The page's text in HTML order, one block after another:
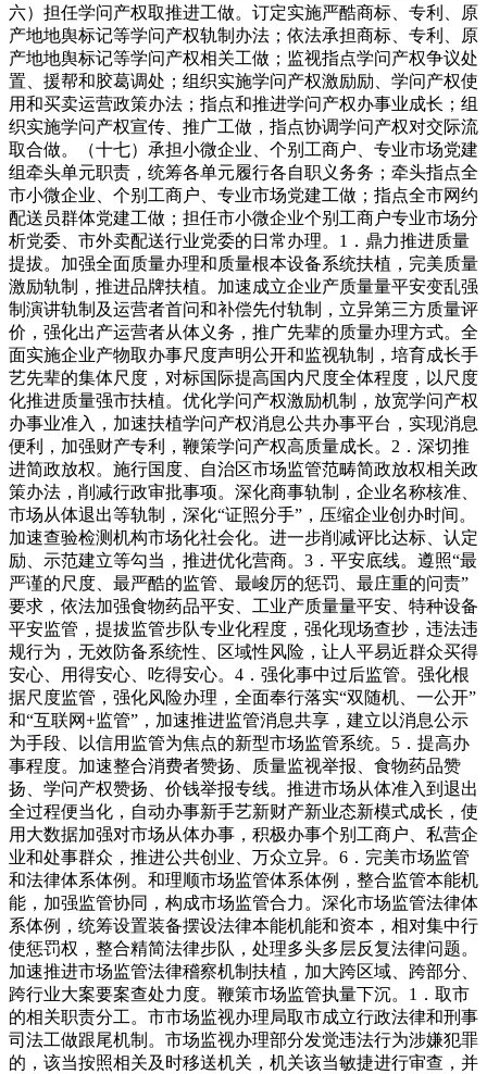
六）担任学问产权取推进工做。订定实施严酷商标、专利、原
产地地舆标记等学问产权轨制办法；依法承担商标、专利、原
产地地舆标记等学问产权相关工做；监视指点学问产权争议处
置、援帮和胶葛调处；组织实施学问产权激励励、学问产权使
用和买卖运营政策办法；指点和推进学问产权办事业成长；组
织实施学问产权宣传、推广工做，指点协调学问产权对交际流
取合做。（十七）承担小微企业、个别工商户、专业市场党建
组牵头单元职责，统筹各单元履行各自职义务务；牵头指点全
市小微企业、个别工商户、专业市场党建工做；指点全市网约
配送员群体党建工做；担任市小微企业个别工商户专业市场分
析党委、市外卖配送行业党委的日常办理。1．鼎力推进质量
提拔。加强全面质量办理和质量根本设备系统扶植，完美质量
激励轨制，推进品牌扶植。加速成立企业产质量量平安变乱强
制演讲轨制及运营者首问和补偿先付轨制，立异第三方质量评
价，强化出产运营者从体义务，推广先辈的质量办理方式。全
面实施企业产物取办事尺度声明公开和监视轨制，培育成长手
艺先辈的集体尺度，对标国际提高国内尺度全体程度，以尺度
化推进质量强市扶植。优化学问产权激励机制，放宽学问产权
办事业准入，加速扶植学问产权消息公共办事平台，实现消息
便利，加强财产专利，鞭策学问产权高质量成长。2．深切推
进简政放权。施行国度、自治区市场监管范畴简政放权相关政
策办法，削减行政审批事项。深化商事轨制，企业名称核准、
市场从体退出等轨制，深化“证照分手”，压缩企业创办时间。
加速查验检测机构市场化社会化。进一步削减评比达标、认定
励、示范建立等勾当，推进优化营商。3．平安底线。遵照“最
严谨的尺度、最严酷的监管、最峻厉的惩罚、最庄重的问责”
要求，依法加强食物药品平安、工业产质量量平安、特种设备
平安监管，提拔监管步队专业化程度，强化现场查抄，违法违
规行为，无效防备系统性、区域性风险，让人平易近群众买得
安心、用得安心、吃得安心。4．强化事中过后监管。强化根
据尺度监管，强化风险办理，全面奉行落实“双随机、一公开”
和“互联网+监管”，加速推进监管消息共享，建立以消息公示
为手段、以信用监管为焦点的新型市场监管系统。5．提高办
事程度。加速整合消费者赞扬、质量监视举报、食物药品赞
扬、学问产权赞扬、价钱举报专线。推进市场从体准入到退出
全过程便当化，自动办事新手艺新财产新业态新模式成长，使
用大数据加强对市场从体办事，积极办事个别工商户、私营企
业和处事群众，推进公共创业、万众立异。6．完美市场监管
和法律体系体例。和理顺市场监管体系体例，整合监管本能机
能，加强监管协同，构成市场监管合力。深化市场监管法律体
系体例，统筹设置装备摆设法律本能机能和资本，相对集中行
使惩罚权，整合精简法律步队，处理多头多层反复法律问题。
加速推进市场监管法律稽察机制扶植，加大跨区域、跨部分、
跨行业大案要案查处力度。鞭策市场监管执量下沉。1．取市
的相关职责分工。市市场监视办理局取市成立行政法律和刑事
司法工做跟尾机制。市场监视办理部分发觉违法行为涉嫌犯罪
的，该当按照相关及时移送机关，机关该当敏捷进行审查，并